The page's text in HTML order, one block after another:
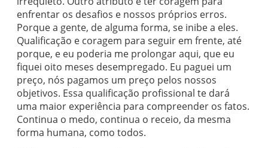
enfrentar os desafios e nossos próprios erros.
Porque a gente, de alguma forma, se inibe a eles.
Qualificação e coragem para seguir em frente, até
porque, e eu poderia me prolongar aqui, que eu
fiquei oito meses desempregado. Eu paguei um
preço, nós pagamos um preço pelos nossos
objetivos. Essa qualificação profissional te dará
uma maior experiência para compreender os fatos.
Continua o medo, continua o receio, da mesma
forma humana, como todos.